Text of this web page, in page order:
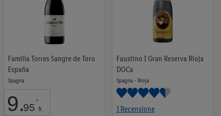
Familia Torres Sangre de Toro
España
Spagna
9.95 *
fr.
Faustino I Gran Reserva Rioja
DOCa
Spagna - Rioja
1 Recensione